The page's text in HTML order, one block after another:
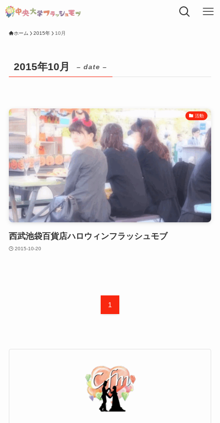
ホーム 2015年 10月
2015年10月 – date –
活動
西武池袋百貨店ハロウィンフラッシュモブ
2015-10-20
1